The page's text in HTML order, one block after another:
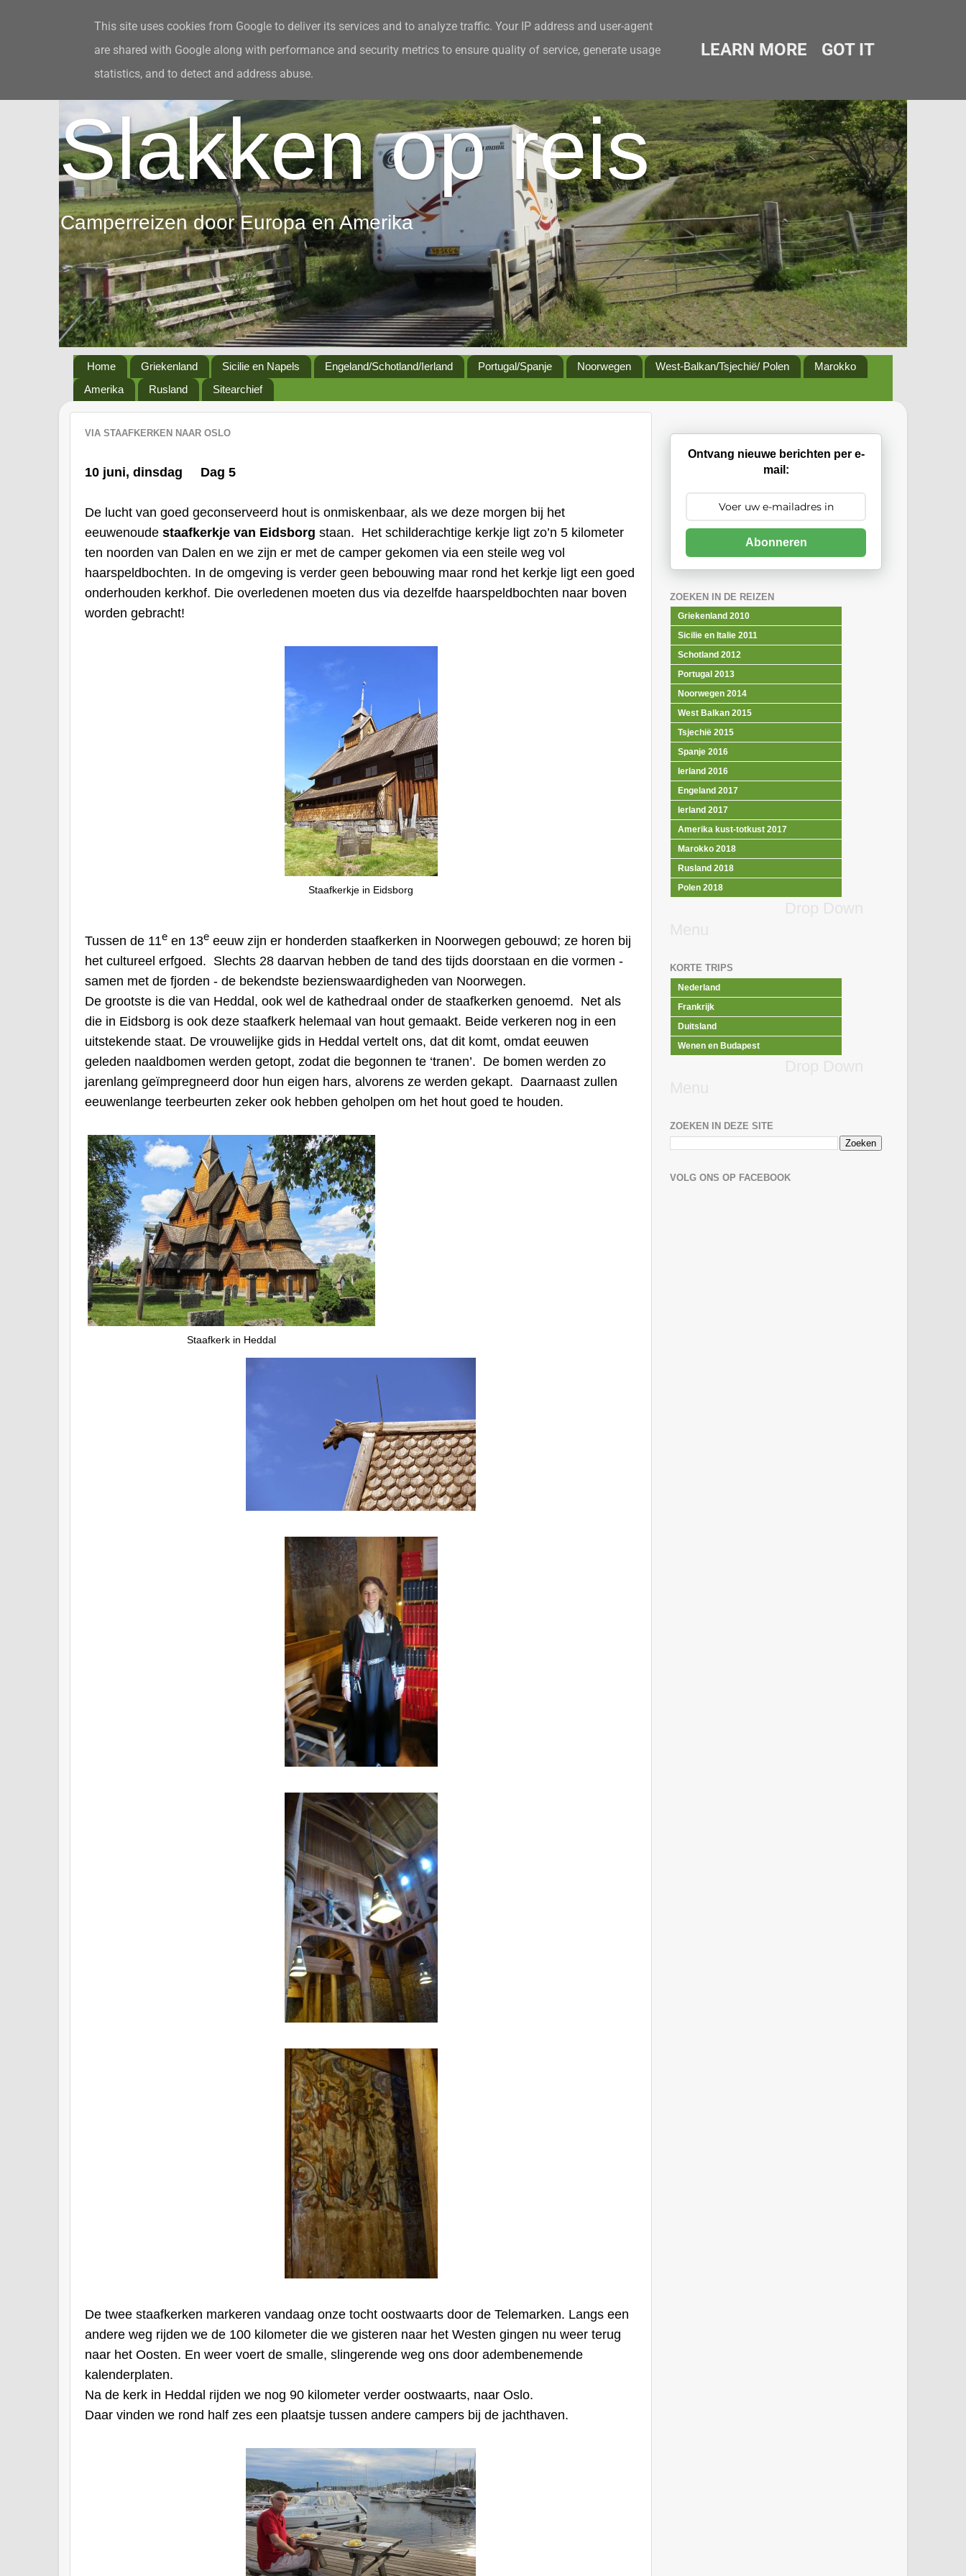
Over ons en deze site Leuke links In de media Contact en Gastenboek
Slakken op reis
Camperreizen door Europa en Amerika
Home Griekenland Sicilie en Napels Engeland/Schotland/Ierland Portugal/Spanje Noorwegen West-Balkan/Tsjechië/ Polen
Marokko
Amerika
Rusland Sitearchief
VIA STAAFKERKEN NAAR OSLO
10 juni, dinsdag Dag 5
De lucht van goed geconserveerd hout is onmiskenbaar, als we deze morgen bij het
eeuwenoude staafkerkje van Eidsborg staan. Het schilderachtige kerkje ligt zo’n 5 kilometer
ten noorden van Dalen en we zijn er met de camper gekomen via een steile weg vol
haarspeldbochten. In de omgeving is verder geen bebouwing maar rond het kerkje ligt een goed
onderhouden kerkhof. Die overledenen moeten dus via dezelfde haarspeldbochten naar boven
worden gebracht!
Staafkerkje in Eidsborg
Tussen de 11e en 13e eeuw zijn er honderden staafkerken in Noorwegen gebouwd; ze horen bij
het cultureel erfgoed. Slechts 28 daarvan hebben de tand des tijds doorstaan en die vormen -
samen met de fjorden - de bekendste bezienswaardigheden van Noorwegen.
De grootste is die van Heddal, ook wel de kathedraal onder de staafkerken genoemd. Net als
die in Eidsborg is ook deze staafkerk helemaal van hout gemaakt. Beide verkeren nog in een
uitstekende staat. De vrouwelijke gids in Heddal vertelt ons, dat dit komt, omdat eeuwen
geleden naaldbomen werden getopt, zodat die begonnen te ‘tranen’. De bomen werden zo
jarenlang geïmpregneerd door hun eigen hars, alvorens ze werden gekapt. Daarnaast zullen
eeuwenlange teerbeurten zeker ook hebben geholpen om het hout goed te houden.
Staafkerk in Heddal
De twee staafkerken markeren vandaag onze tocht oostwaarts door de Telemarken. Langs een
andere weg rijden we de 100 kilometer die we gisteren naar het Westen gingen nu weer terug
naar het Oosten. En weer voert de smalle, slingerende weg ons door adembenemende
kalenderplaten.
Na de kerk in Heddal rijden we nog 90 kilometer verder oostwaarts, naar Oslo.
Daar vinden we rond half zes een plaatsje tussen andere campers bij de jachthaven.
Ontvang nieuwe berichten per e-
mail:
Abonneren
ZOEKEN IN DE REIZEN
Griekenland 2010
Sicilie en Italie 2011
Schotland 2012
Portugal 2013
Noorwegen 2014
West Balkan 2015
Tsjechië 2015
Spanje 2016
Ierland 2016
Engeland 2017
Ierland 2017
Amerika kust-totkust 2017
Marokko 2018
Rusland 2018
Polen 2018
KORTE TRIPS
Nederland
Frankrijk
Duitsland
Wenen en Budapest
ZOEKEN IN DEZE SITE
VOLG ONS OP FACEBOOK
This site uses cookies from Google to deliver its services and to analyze traffic. Your IP address and user-agent
are shared with Google along with performance and security metrics to ensure quality of service, generate usage
statistics, and to detect and address abuse.
LEARN MORE GOT IT